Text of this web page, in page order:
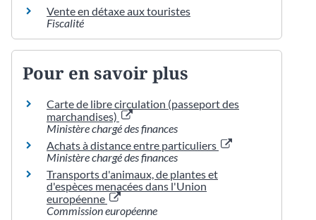
Vente en détaxe aux touristes
Fiscalité
Pour en savoir plus
Carte de libre circulation (passeport des
marchandises)
Ministère chargé des finances
Achats à distance entre particuliers
Ministère chargé des finances
Transports d'animaux, de plantes et
d'espèces menacées dans l'Union
européenne
Commission européenne